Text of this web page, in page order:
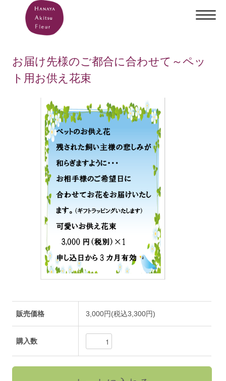
お届け先様のご都合に合わせて～ペッ
ト用お供え花束
販売価格 3,000円(税込3,300円)
購入数